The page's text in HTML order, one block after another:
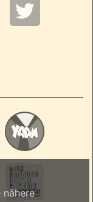
nähere